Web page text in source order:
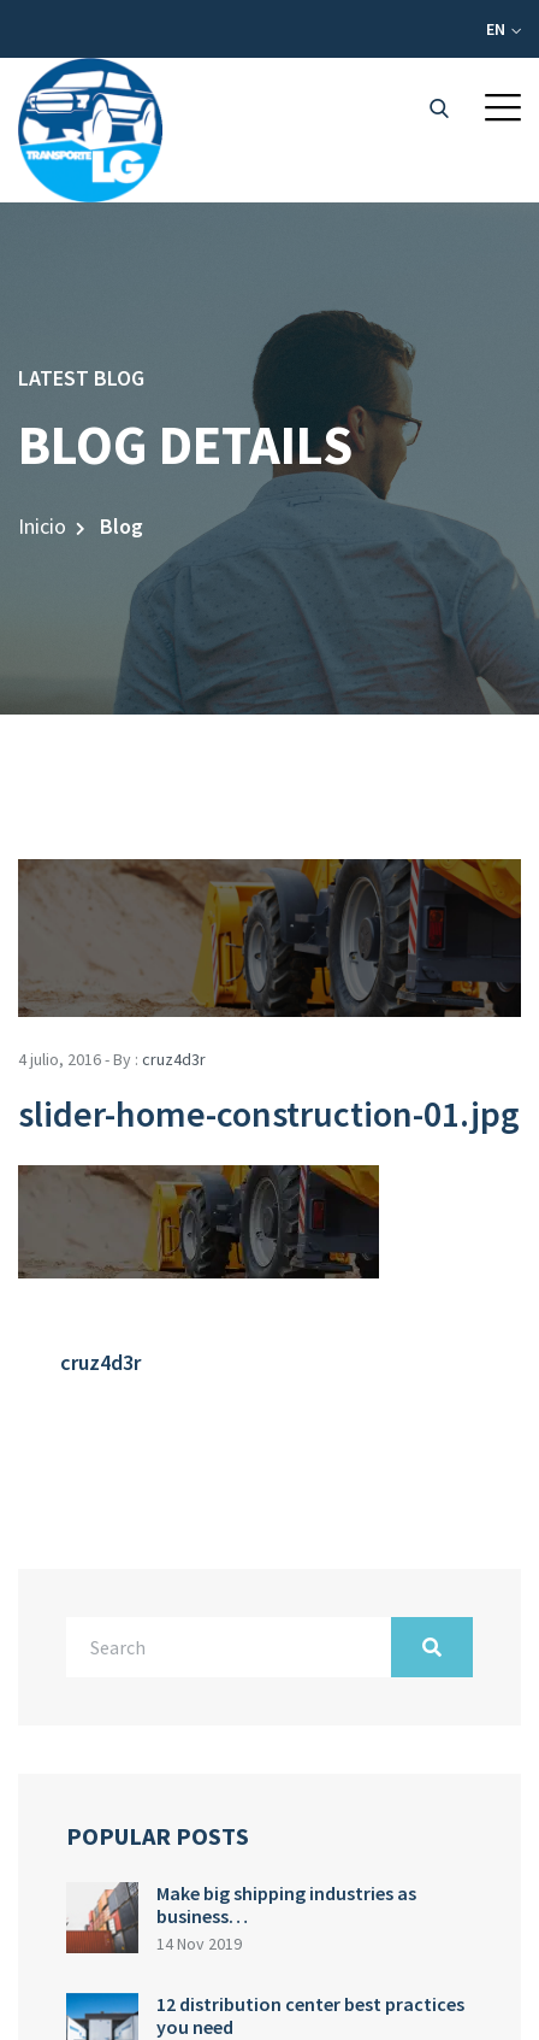
EN
LATEST BLOG
BLOG DETAILS
Inicio Blog
4 julio, 2016 - By : cruz4d3r
slider-home-construction-01.jpg
cruz4d3r
POPULAR POSTS
Make big shipping industries as
business…
14 Nov 2019
12 distribution center best practices
you need